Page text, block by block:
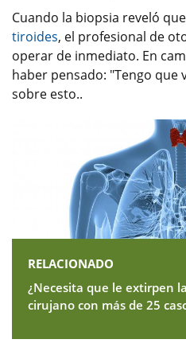
Cuando la biopsia reveló
tiroides, el profesional de
operar de inmediato. En
haber pensado: "Tengo que
sobre esto..
RELACIONADO
¿Necesita que le extirpen
cirujano con más de 25